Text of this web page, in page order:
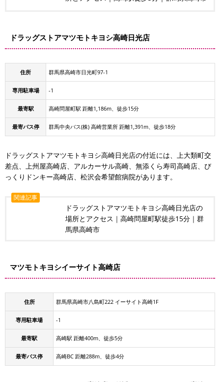
ドラッグストアマツモトキヨシ高崎日光店
住所 群馬県高崎市日光町97-1
専用駐車場 -1
最寄駅 高崎問屋町駅 距離1,186m、徒歩15分
最寄バス停 群馬中央バス(株) 高崎営業所 距離1,391m、徒歩18分
ドラッグストアマツモトキヨシ高崎日光店の付近には、上大類町交
差点、上州屋高崎店、アルカーサル高崎、無添くら寿司高崎店、び
っくりドンキー高崎店、松沢会希望館病院があります。
関連記事
ドラッグストアマツモトキヨシ高崎日光店の
場所とアクセス｜高崎問屋町駅徒歩15分｜群
馬県高崎市
マツモトキヨシイーサイト高崎店
住所 群馬県高崎市八島町222 イーサイト高崎1F
専用駐車場 -1
最寄駅 高崎駅 距離400m、徒歩5分
最寄バス停 高崎BC 距離288m、徒歩4分